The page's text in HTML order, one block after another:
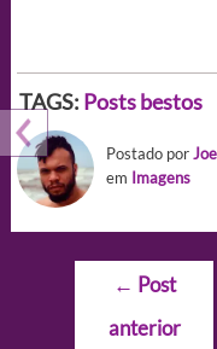
TAGS: Posts bestos
Postado por
em Imagens
Navegação
Post
← Post
anterior